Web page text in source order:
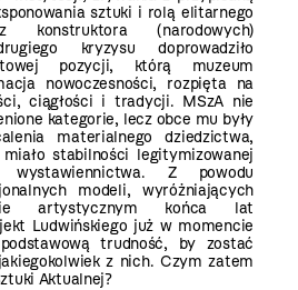
sztuki i rolą elitarnego
konstruktora (narodowych)
kryzysu doprowadziło
pozycji, którą muzeum
nowoczesności, rozpięta na
ciągłości i tradycji. MSzA nie
kategorie, lecz obce mu były
materialnego dziedzictwa,
stabilności legitymizowanej
wystawiennictwa. Z powodu
modeli, wyróżniających
artystycznym końca lat
Ludwińskiego już w momencie
trudność, by zostać
z nich. Czym zatem
Aktualnej?